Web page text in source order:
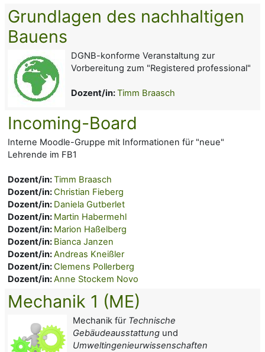
Grundlagen des nachhaltigen
Bauens
DGNB-konforme Veranstaltung zur
Vorbereitung zum "Registered professional"
Dozent/in:Timm Braasch
Incoming-Board
Interne Moodle-Gruppe mit Informationen für "neue"
Lehrende im FB1
Dozent/in:Timm Braasch
Dozent/in:Christian Fieberg
Dozent/in: Daniela Gutberlet
Dozent/in: Martin Habermehl
Dozent/in: Marion Haßelberg
Dozent/in: Bianca Janzen
Dozent/in:Andreas Kneißler
Dozent/in:Clemens Pollerberg
Dozent/in:Anne Stockem Novo
Mechanik 1 (ME)
Mechanik für Technische
Gebäudeausstattung und
Umweltingenieurwissenschaften